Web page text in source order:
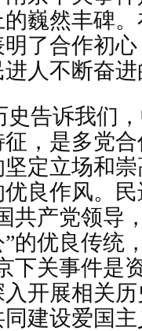
巍然丰碑
了合作初
人不断奋
史告诉我们
，是多党
定立场和
良作风。
共产党领导
的优良传统
下关事件是
开展相关
建设爱国